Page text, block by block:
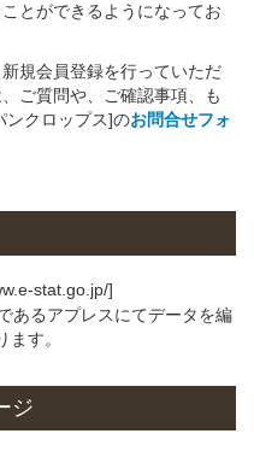
とができるようになってお
規会員登録を行っていただ
ご質問や、ご確認事項、も
ンクロップス]のお問合せフォ
stat.go.jp/]
あるアプレスにてデータを編
す。
ジ